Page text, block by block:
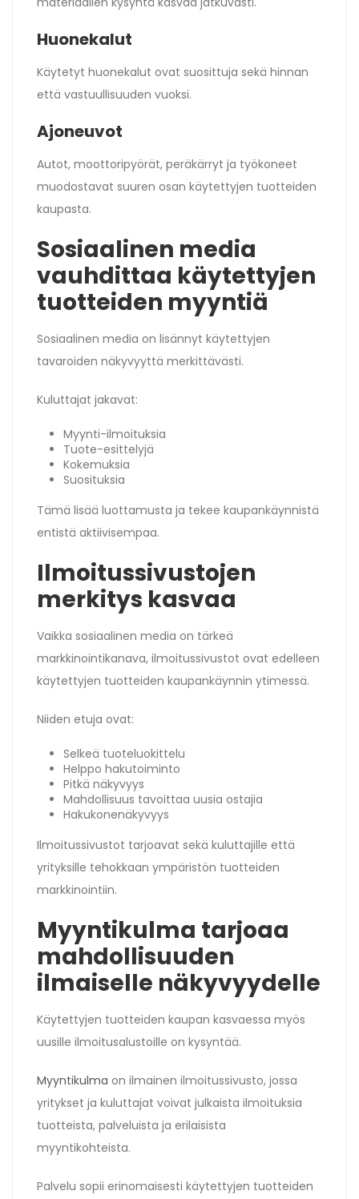
Huonekalut
Käytetyt huonekalut ovat suosittuja sekä hinnan
että vastuullisuuden vuoksi.
Ajoneuvot
Autot, moottoripyörät, peräkärryt ja työkoneet
muodostavat suuren osan käytettyjen tuotteiden
kaupasta.
Sosiaalinen media
vauhdittaa käytettyjen
tuotteiden myyntiä
Sosiaalinen media on lisännyt käytettyjen
tavaroiden näkyvyyttä merkittävästi.
Kuluttajat jakavat:
Myynti-ilmoituksia
Tuote-esittelyjä
Kokemuksia
Suosituksia
Tämä lisää luottamusta ja tekee kaupankäynnistä
entistä aktiivisempaa.
Ilmoitussivustojen
merkitys kasvaa
Vaikka sosiaalinen media on tärkeä
markkinointikanava, ilmoitussivustot ovat edelleen
käytettyjen tuotteiden kaupankäynnin ytimessä.
Niiden etuja ovat:
Selkeä tuoteluokittelu
Helppo hakutoiminto
Pitkä näkyvyys
Mahdollisuus tavoittaa uusia ostajia
Hakukonenäkyvyys
Ilmoitussivustot tarjoavat sekä kuluttajille että
yrityksille tehokkaan ympäristön tuotteiden
markkinointiin.
Myyntikulma tarjoaa
mahdollisuuden
ilmaiselle näkyvyydelle
Käytettyjen tuotteiden kaupan kasvaessa myös
uusille ilmoitusalustoille on kysyntää.
Myyntikulma on ilmainen ilmoitussivusto, jossa
yritykset ja kuluttajat voivat julkaista ilmoituksia
tuotteista, palveluista ja erilaisista
myyntikohteista.
Palvelu sopii erinomaisesti käytettyjen tuotteiden